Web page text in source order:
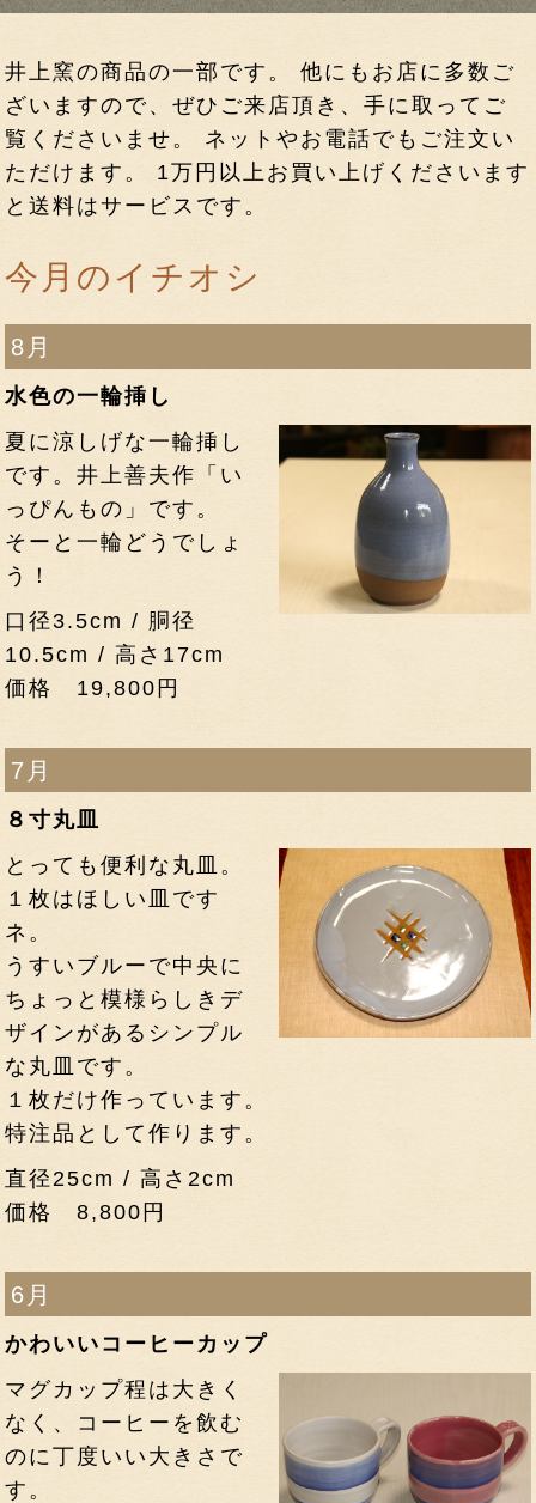
井上窯の商品の一部です。 他にもお店に多数ご
ざいますので、ぜひご来店頂き、手に取ってご
覧くださいませ。 ネットやお電話でもご注文い
ただけます。 1万円以上お買い上げくださいます
と送料はサービスです。
今月のイチオシ
8月
水色の一輪挿し
夏に涼しげな一輪挿し
です。井上善夫作「い
っぴんもの」です。
そーと一輪どうでしょ
う！
口径3.5cm / 胴径
10.5cm / 高さ17cm
価格 19,800円
7月
８寸丸皿
とっても便利な丸皿。
１枚はほしい皿です
ネ。
うすいブルーで中央に
ちょっと模様らしきデ
ザインがあるシンプル
な丸皿です。
１枚だけ作っています。
特注品として作ります。
直径25cm / 高さ2cm
価格 8,800円
6月
かわいいコーヒーカップ
マグカップ程は大きく
なく、コーヒーを飲む
のに丁度いい大きさで
す。